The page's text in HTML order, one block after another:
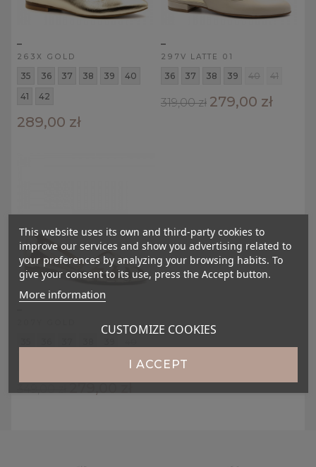
263X GOLD
35 36 37 38 39
40
41
42
289,00 zł
297V LATTE 01
36 37 38 39 40 41
319,00 zł 279,00 zł
_
279,00 zł
This website uses its own and third-party cookies to
improve our services and show you advertising related to
your preferences by analyzing your browsing habits. To
give your consent to its use, press the Accept button.
More information
CUSTOMIZE COOKIES
I ACCEPT